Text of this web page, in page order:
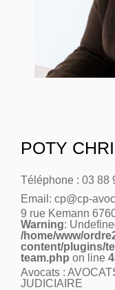
POTY
Téléphone : 03 88
Email: cp@cp-
9 rue Kemann
Warning:
/home/www/
content/plugins/
team.php on line
Avocats :
JUDICIAIRE